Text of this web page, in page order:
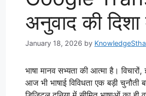
अनुवाद की
January 18, 2026 by
भाषा मानव सभ्यता की आत्मा है।
आज भी भाषाई विविधता एक बड़ी